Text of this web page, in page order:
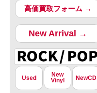
高価買取フォーム →
New Arrival →
Used
New
Vinyl
NewCD